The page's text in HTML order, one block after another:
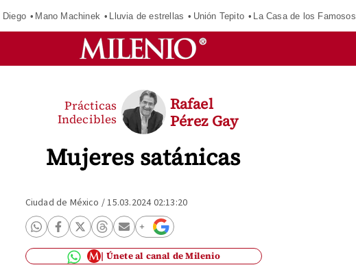
Mano Machinek Lluvia de estrellas Unión Tepito La Casa de los Famosos
Mujeres satánicas
Prácticas
Indecibles
Rafael
Pérez Gay
Ciudad de México /15.03.2024 02:13:20
Únete al canal de Milenio